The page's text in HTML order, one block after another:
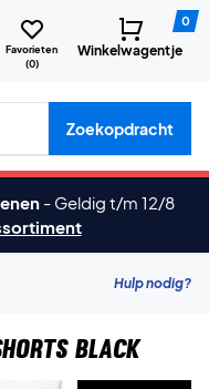
Favorieten
(0)
0
Winkelwagentje
etc.
Zoekopdracht
- Geldig t/m 12/8
Hulp nodig?
Black